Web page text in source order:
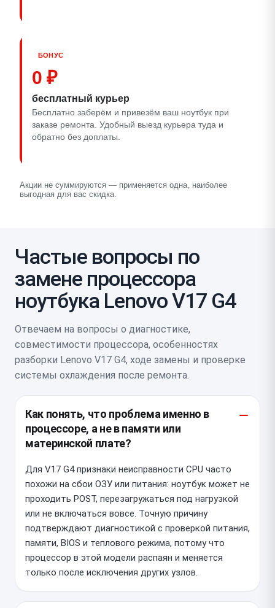
БОНУС
0 ₽
бесплатный курьер
Бесплатно заберём и привезём ваш ноутбук при
заказе ремонта. Удобный выезд курьера туда и
обратно без доплаты.
Акции не суммируются — применяется одна, наиболее
выгодная для вас скидка.
Частые вопросы по
замене процессора
ноутбука Lenovo V17 G4
Отвечаем на вопросы о диагностике,
совместимости процессора, особенностях
разборки Lenovo V17 G4, ходе замены и проверке
системы охлаждения после ремонта.
Как понять, что проблема именно в
процессоре, а не в памяти или
материнской плате?
Для V17 G4 признаки неисправности CPU часто
похожи на сбои ОЗУ или питания: ноутбук может не
проходить POST, перезагружаться под нагрузкой
или не включаться вовсе. Точную причину
подтверждают диагностикой с проверкой питания,
памяти, BIOS и теплового режима, потому что
процессор в этой модели распаян и меняется
только после исключения других узлов.